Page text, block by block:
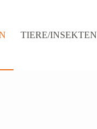
TIERE/INSEKTEN